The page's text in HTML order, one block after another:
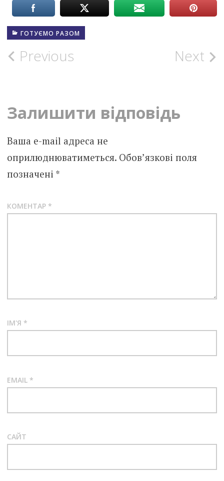
ГОТУЄМО РАЗОМ
Post
Previous Next
Залишити відповідь
Ваша e-mail адреса не
оприлюднюватиметься. Обов’язкові поля
позначені *
КОМЕНТАР *
ІМ'Я *
EMAIL *
САЙТ